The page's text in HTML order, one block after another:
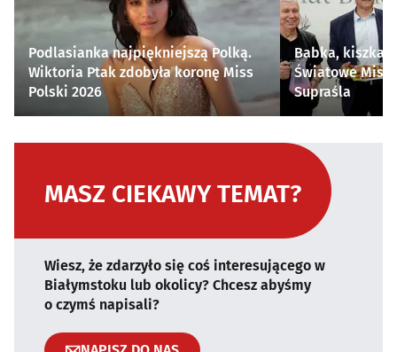
Podlasianka najpiękniejszą Polką.
Wiktoria Ptak zdobyła koronę Miss
Polski 2026
Babka, kiszka i
Światowe
Supraśla
MASZ CIEKAWY TEMAT?
Wiesz, że zdarzyło się coś interesującego w
Białymstoku lub okolicy? Chcesz abyśmy
o czymś napisali?